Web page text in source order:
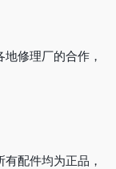
修理厂的合作，
配件均为正品，